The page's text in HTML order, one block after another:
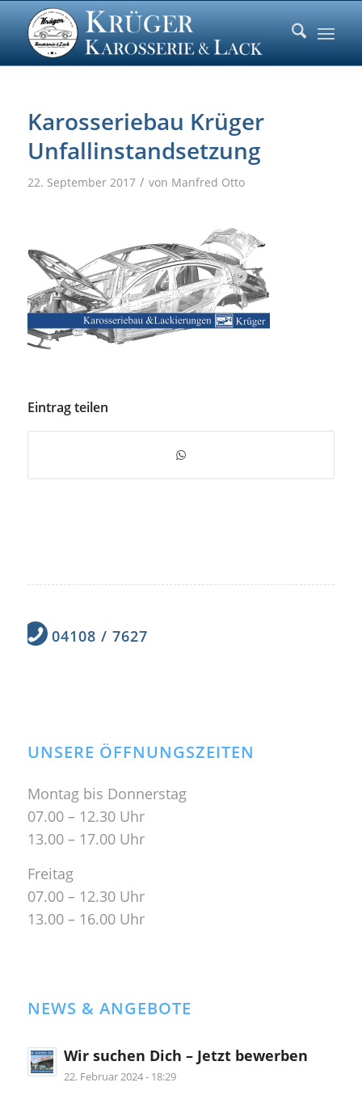
Karosseriebau Krüger
Unfallinstandsetzung
22. September 2017 / von Manfred Otto
Eintrag teilen
04108 / 7627
UNSERE ÖFFNUNGSZEITEN
Montag bis Donnerstag
07.00 – 12.30 Uhr
13.00 – 17.00 Uhr
Freitag
07.00 – 12.30 Uhr
13.00 – 16.00 Uhr
NEWS & ANGEBOTE
Wir suchen Dich – Jetzt bewerben
22. Februar 2024 - 18:29